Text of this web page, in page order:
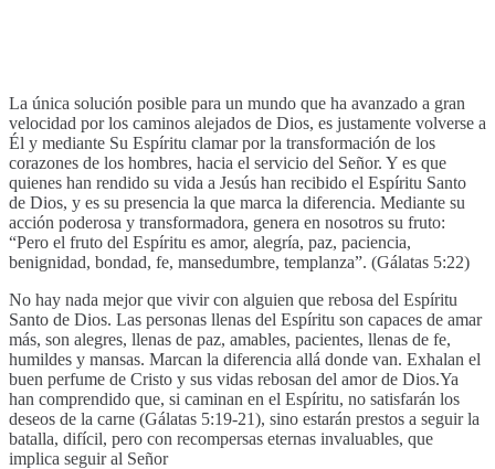
La única solución posible para un mundo que ha avanzado a gran
velocidad por los caminos alejados de Dios, es justamente volverse a
Él y mediante Su Espíritu clamar por la transformación de los
corazones de los hombres, hacia el servicio del Señor. Y es que
quienes han rendido su vida a Jesús han recibido el Espíritu Santo
de Dios, y es su presencia la que marca la diferencia. Mediante su
acción poderosa y transformadora, genera en nosotros su fruto:
“Pero el fruto del Espíritu es amor, alegría, paz, paciencia,
benignidad, bondad, fe, mansedumbre, templanza”. (Gálatas 5:22)
No hay nada mejor que vivir con alguien que rebosa del Espíritu
Santo de Dios. Las personas llenas del Espíritu son capaces de amar
más, son alegres, llenas de paz, amables, pacientes, llenas de fe,
humildes y mansas. Marcan la diferencia allá donde van. Exhalan el
buen perfume de Cristo y sus vidas rebosan del amor de Dios.Ya
han comprendido que, si caminan en el Espíritu, no satisfarán los
deseos de la carne (Gálatas 5:19-21), sino estarán prestos a seguir la
batalla, difícil, pero con recompersas eternas invaluables, que
implica seguir al Señor